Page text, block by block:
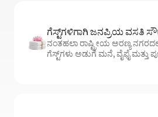
ಗೆಸ್ಟ್‌ಗಳಿಗಾಗಿ ಜನಪ್ರಿಯ ವಸತಿ
ನಂತಹಲಾ ರಾಷ್ಟ್ರೀಯ ಅರಣ್ಯ
ಗೆಸ್ಟ್‌ಗಳು ಅಡುಗೆ ಮನೆ, ವೈಫೈ ಮತ್ತು